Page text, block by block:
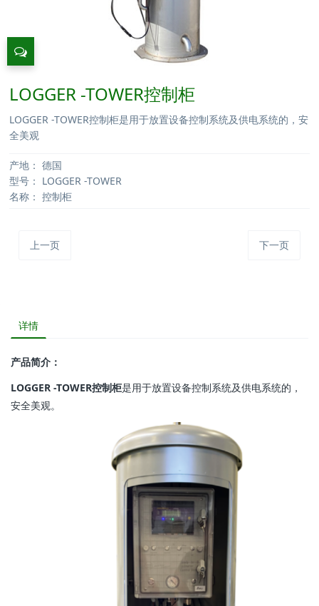
LOGGER -TOWER控制柜
LOGGER -TOWER控制柜是用于放置设备控制系统及供电系统的，安
全美观
产地： 德国
型号： LOGGER -TOWER
名称： 控制柜
上一页 下一页
详情
产品简介：
LOGGER -TOWER控制柜是用于放置设备控制系统及供电系统的，
安全美观。